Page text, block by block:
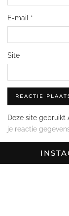
E-mail *
Site
Deze site gebruikt
je reactie